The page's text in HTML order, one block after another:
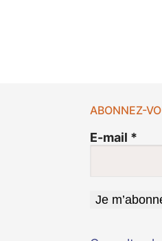
ABONNEZ-
E-mail *